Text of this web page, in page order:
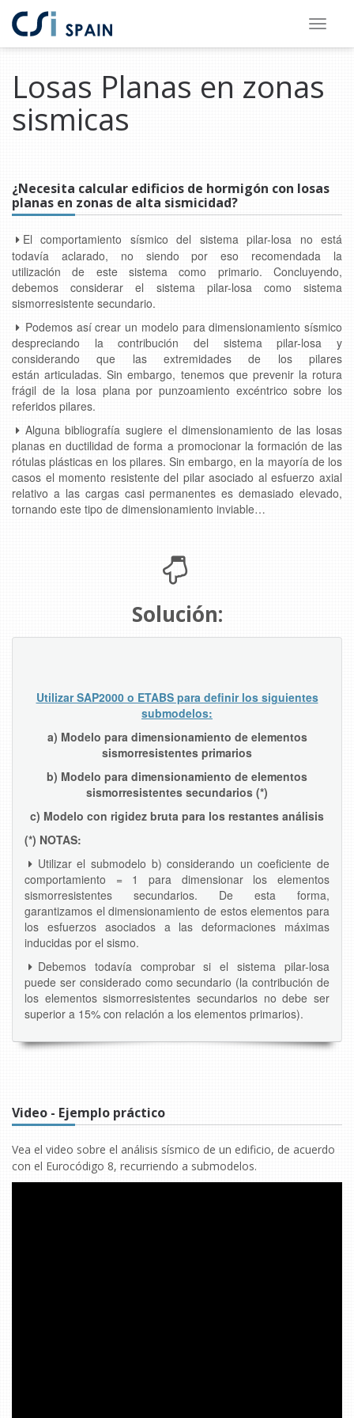
contenido
principal
página
Losas Planas en zonas
sismicas
¿Necesita calcular edificios de hormigón con losas
planas en zonas de alta sismicidad?
El comportamiento sísmico del sistema pilar-losa no está
todavía aclarado, no siendo por eso recomendada la
utilización de este sistema como primario. Concluyendo,
debemos considerar el sistema pilar-losa como sistema
sismorresistente secundario.
Podemos así crear un modelo para dimensionamiento sísmico
despreciando la contribución del sistema pilar-losa y
considerando que las extremidades de los pilares
están articuladas. Sin embargo, tenemos que prevenir la rotura
frágil de la losa plana por punzoamiento excéntrico sobre los
referidos pilares.
Alguna bibliografía sugiere el dimensionamiento de las losas
planas en ductilidad de forma a promocionar la formación de las
rótulas plásticas en los pilares. Sin embargo, en la mayoría de los
casos el momento resistente del pilar asociado al esfuerzo axial
relativo a las cargas casi permanentes es demasiado elevado,
tornando este tipo de dimensionamiento inviable…
Solución:
Utilizar SAP2000 o ETABS para definir los siguientes
submodelos:
a) Modelo para dimensionamiento de elementos
sismorresistentes primarios
b) Modelo para dimensionamiento de elementos
sismorresistentes secundarios (*)
c) Modelo con rigidez bruta para los restantes análisis
(*) NOTAS:
Utilizar el submodelo b) considerando un coeficiente de
comportamiento = 1 para dimensionar los elementos
sismorresistentes secundarios. De esta forma,
garantizamos el dimensionamiento de estos elementos para
los esfuerzos asociados a las deformaciones máximas
inducidas por el sismo.
Debemos todavía comprobar si el sistema pilar-losa
puede ser considerado como secundario (la contribución de
los elementos sismorresistentes secundarios no debe ser
superior a 15% con relación a los elementos primarios).
Video - Ejemplo práctico
Vea el video sobre el análisis sísmico de un edificio, de acuerdo
con el Eurocódigo 8, recurriendo a submodelos.